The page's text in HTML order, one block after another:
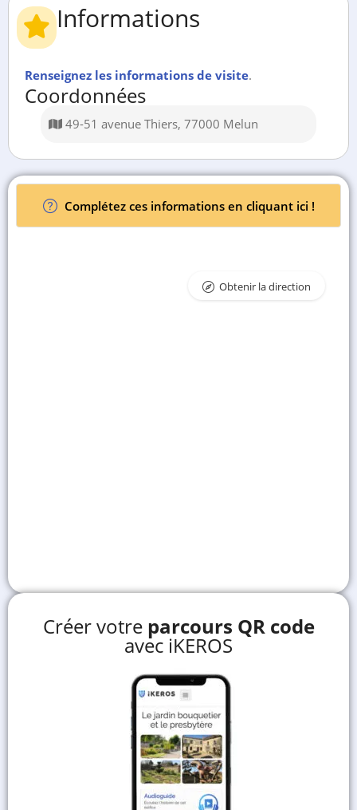
Informations
Renseignez les informations de visite.
Coordonnées
49-51 avenue Thiers, 77000 Melun
Complétez ces informations en cliquant ici !
Obtenir la direction
Créer votre parcours QR code
avec iKEROS